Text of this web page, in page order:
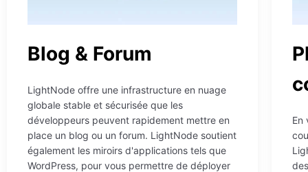
Blog & Forum
LightNode offre une infrastructure en nuage
globale stable et sécurisée que les
développeurs peuvent rapidement mettre en
place un blog ou un forum. LightNode soutient
également les miroirs d'applications tels que
WordPress, pour vous permettre de déployer
En